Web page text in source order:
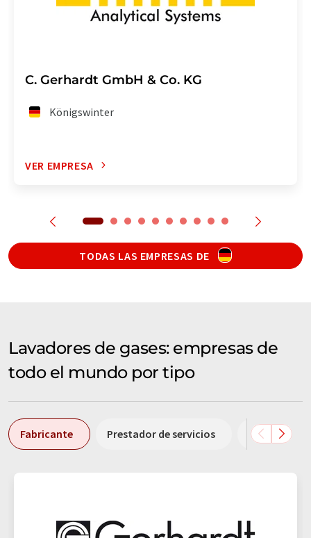
C. Gerhardt GmbH & Co. KG
Königswinter
VER EMPRESA
TODAS LAS EMPRESAS DE
Lavadores de gases: empresas de
todo el mundo por tipo
Fabricante Prestador de servicios